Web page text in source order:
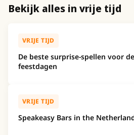
Bekijk alles in vrije tijd
VRIJE TIJD
De beste surprise-spellen voor de
feestdagen
VRIJE TIJD
Speakeasy Bars in the